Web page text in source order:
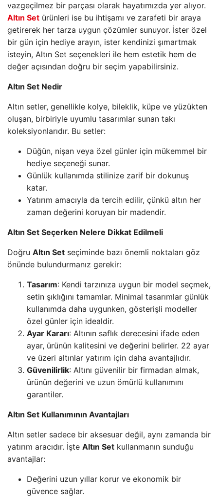
vazgeçilmez bir parçası olarak hayatımızda yer alıyor.
Altın Set ürünleri ise bu ihtişamı ve zarafeti bir araya
getirerek her tarza uygun çözümler sunuyor. İster özel
bir gün için hediye arayın, ister kendinizi şımartmak
isteyin, Altın Set seçenekleri ile hem estetik hem de
değer açısından doğru bir seçim yapabilirsiniz.
Altın Set Nedir
Altın setler, genellikle kolye, bileklik, küpe ve yüzükten
oluşan, birbiriyle uyumlu tasarımlar sunan takı
koleksiyonlarıdır. Bu setler:
Düğün, nişan veya özel günler için mükemmel bir
hediye seçeneği sunar.
Günlük kullanımda stilinize zarif bir dokunuş
katar.
Yatırım amacıyla da tercih edilir, çünkü altın her
zaman değerini koruyan bir madendir.
Altın Set Seçerken Nelere Dikkat Edilmeli
Doğru Altın Set seçiminde bazı önemli noktaları göz
önünde bulundurmanız gerekir:
Tasarım: Kendi tarzınıza uygun bir model seçmek,
setin şıklığını tamamlar. Minimal tasarımlar günlük
kullanımda daha uygunken, gösterişli modeller
özel günler için idealdir.
Ayar Kararı: Altının saflık derecesini ifade eden
ayar, ürünün kalitesini ve değerini belirler. 22 ayar
ve üzeri altınlar yatırım için daha avantajlıdır.
Güvenilirlik: Altını güvenilir bir firmadan almak,
ürünün değerini ve uzun ömürlü kullanımını
garantiler.
Altın Set Kullanımının Avantajları
Altın setler sadece bir aksesuar değil, aynı zamanda bir
yatırım aracıdır. İşte Altın Set kullanmanın sunduğu
avantajlar:
Değerini uzun yıllar korur ve ekonomik bir
güvence sağlar.